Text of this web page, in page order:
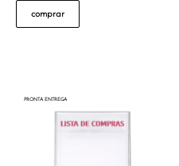
comprar
PRONTA ENTREGA